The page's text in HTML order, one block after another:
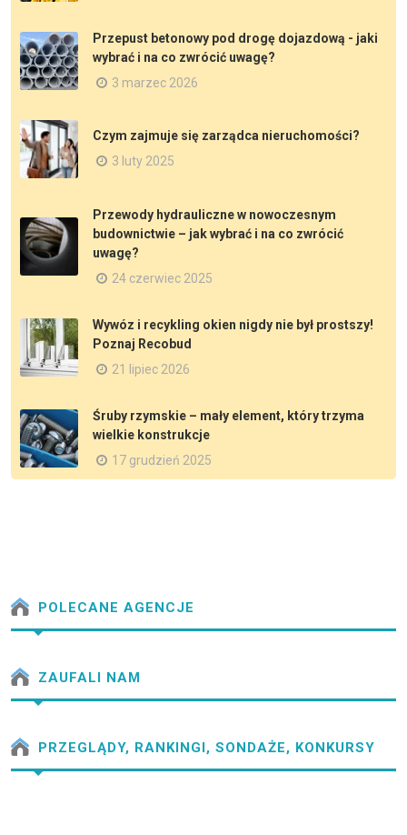
Przepust betonowy pod drogę dojazdową - jaki
wybrać i na co zwrócić uwagę?
3 marzec 2026
Czym zajmuje się zarządca nieruchomości?
3 luty 2025
Przewody hydrauliczne w nowoczesnym
budownictwie – jak wybrać i na co zwrócić
uwagę?
24 czerwiec 2025
Wywóz i recykling okien nigdy nie był prostszy!
Poznaj Recobud
21 lipiec 2026
Śruby rzymskie – mały element, który trzyma
wielkie konstrukcje
17 grudzień 2025
POLECANE AGENCJE
ZAUFALI NAM
PRZEGLĄDY, RANKINGI, SONDAŻE, KONKURSY